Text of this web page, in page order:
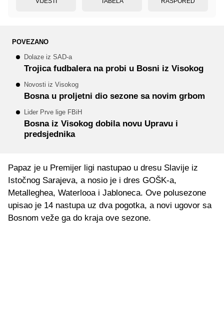
POVEZANO
Dolaze iz SAD-a
Trojica fudbalera na probi u Bosni iz Visokog
Novosti iz Visokog
Bosna u proljetni dio sezone sa novim grbom
Lider Prve lige FBiH
Bosna iz Visokog dobila novu Upravu i
predsjednika
Papaz je u Premijer ligi nastupao u dresu Slavije iz
Istočnog Sarajeva, a nosio je i dres GOŠK-a,
Metalleghea, Waterlooa i Jabloneca. Ove polusezone
upisao je 14 nastupa uz dva pogotka, a novi ugovor sa
Bosnom veže ga do kraja ove sezone.